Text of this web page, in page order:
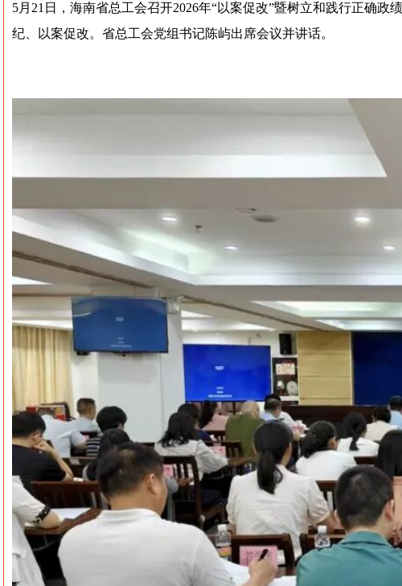
5月21日，海南省总工会召开2026年“以案促改”暨树立和践行正确
纪、以案促改。省总工会党组书记陈屿出席会议并讲话。